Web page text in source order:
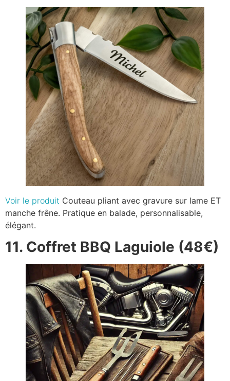
Voir le produit Couteau pliant avec gravure sur lame ET
manche frêne. Pratique en balade, personnalisable,
élégant.
11. Coffret BBQ Laguiole (48€)